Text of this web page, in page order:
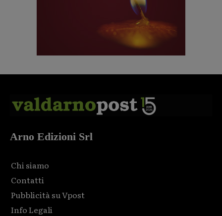
Arno Edizioni Srl
Chi siamo
Contatti
Pubblicità su Vpost
Info Legali